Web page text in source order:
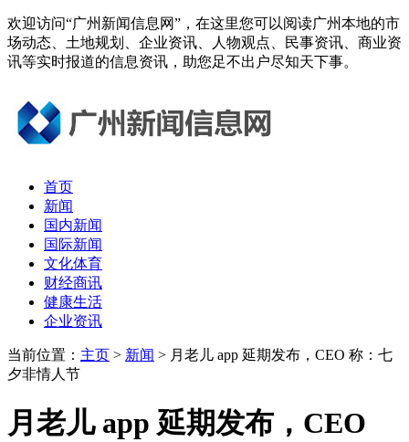
欢迎访问“广州新闻信息网”，在这里您可以阅读广州本地的市
场动态、土地规划、企业资讯、人物观点、民事资讯、商业资
讯等实时报道的信息资讯，助您足不出户尽知天下事。
首页
新闻
国内新闻
国际新闻
文化体育
财经商讯
健康生活
企业资讯
当前位置： 主页 > 新闻 > 月老儿 app 延期发布，CEO 称：七
夕非情人节​
月老儿 app 延期发布，CEO